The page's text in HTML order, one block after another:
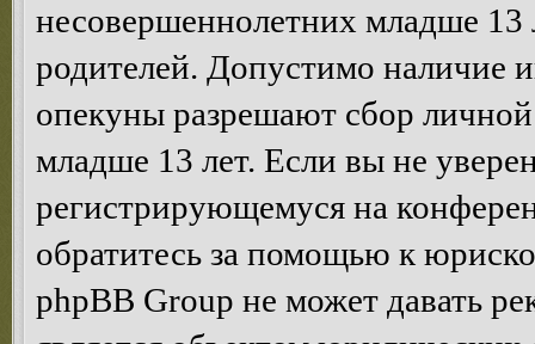
несовершеннолетних младше 13
родителей. Допустимо наличие
опекуны разрешают сбор
младше 13 лет. Если вы не
регистрирующемуся на
обратитесь за помощью к
phpBB Group не может давать